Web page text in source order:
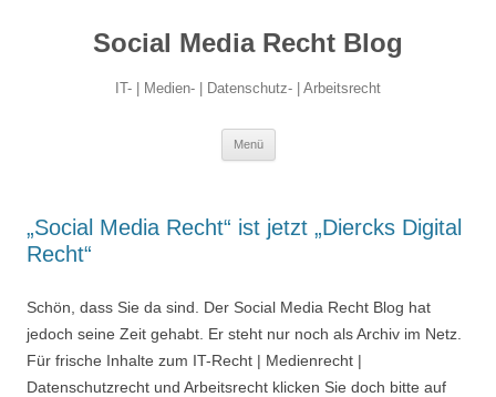
Social Media Recht Blog
IT- | Medien- | Datenschutz- | Arbeitsrecht
Menü
„Social Media Recht“ ist jetzt „Diercks Digital
Recht“
Schön, dass Sie da sind. Der Social Media Recht Blog hat
jedoch seine Zeit gehabt. Er steht nur noch als Archiv im Netz.
Für frische Inhalte zum IT-Recht | Medienrecht |
Datenschutzrecht und Arbeitsrecht klicken Sie doch bitte auf